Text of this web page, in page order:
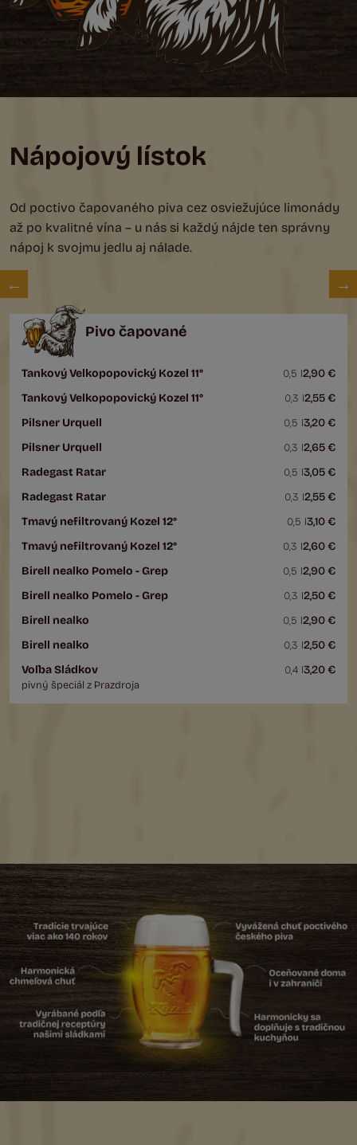
Nápojový lístok
Od poctivo čapovaného piva cez osviežujúce limonády
až po kvalitné vína – u nás si každý nájde ten správny
nápoj k svojmu jedlu aj nálade.
Pivo čapované
Tankový Velkopopovický Kozel 11° 0,5 l2,90 €
Tankový Velkopopovický Kozel 11°
0,3 l2,55 €
Pilsner Urquell
0,5 l3,20 €
Pilsner Urquell
0,3 l2,65 €
Radegast Ratar
0,5 l3,05 €
Radegast Ratar
0,3 l2,55 €
Tmavý nefiltrovaný Kozel 12°
0,5 l3,10 €
Tmavý nefiltrovaný Kozel 12°
0,3 l2,60 €
Birell nealko Pomelo - Grep
0,5 l2,90 €
Birell nealko Pomelo - Grep
0,3 l2,50 €
Birell nealko
0,5 l2,90 €
Birell nealko
0,3 l2,50 €
Voľba Sládkov
0,4 l3,20 €
pivný špeciál z Prazdroja